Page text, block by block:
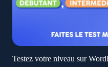
Testez votre niveau sur